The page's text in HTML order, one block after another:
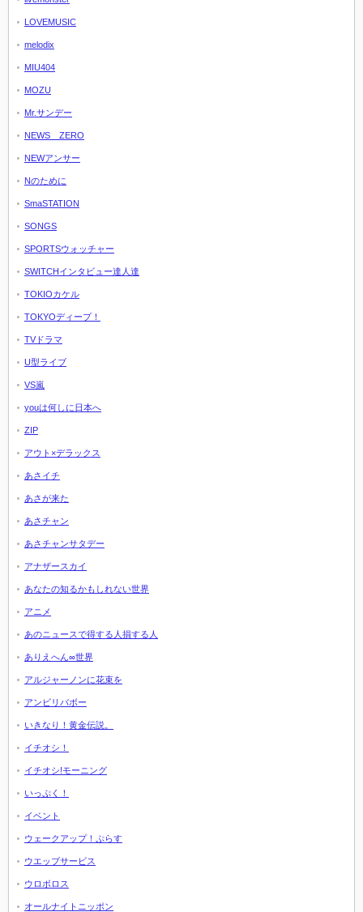
LOVEMUSIC
melodix
MIU404
MOZU
Mr.サンデー
NEWS ZERO
NEWアンサー
Nのために
SmaSTATION
SONGS
SPORTSウォッチャー
SWITCHインタビュー達人達
TOKIOカケル
TOKYOディープ！
TVドラマ
U型ライブ
VS嵐
youは何しに日本へ
ZIP
アウト×デラックス
あさイチ
あさが来た
あさチャン
あさチャンサタデー
アナザースカイ
あなたの知るかもしれない世界
アニメ
あのニュースで得する人損する人
ありえへん∞世界
アルジャーノンに花束を
アンビリバボー
いきなり！黄金伝説。
イチオシ！
イチオシ!モーニング
いっぷく！
イベント
ウェークアップ！ぷらす
ウエッブサービス
ウロボロス
オールナイトニッポン